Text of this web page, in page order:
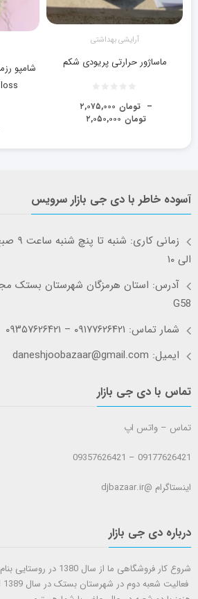
آرايشی بهداشتی
ماساژور حرارتی پریودی شکم
۲,۰۷۵,۰۰۰ تومان –
۲,۰۵۰,۰۰۰ تومان
آسوده خاطر با دی جی بازار سرویس
الی ۱۰
G58
شمار تماس: ۰۹۱۷۷۶۲۶۴۲۱ – ۰۹۳۵۷۶۲۶۴۲۱
ایمیل: daneshjoobazaar@gmail.com
تماس با دی جی بازار
تماس – واتس اپ
09177626421 – 09357626421
اینستاگرام @djbazaar.ir
درباره دی جی بازار
شروع کار فروشگاهی ما از